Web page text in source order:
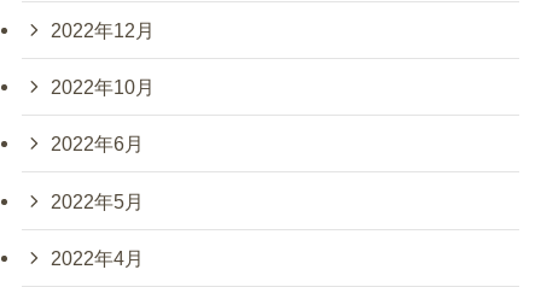
2022年12月
2022年10月
2022年6月
2022年5月
2022年4月